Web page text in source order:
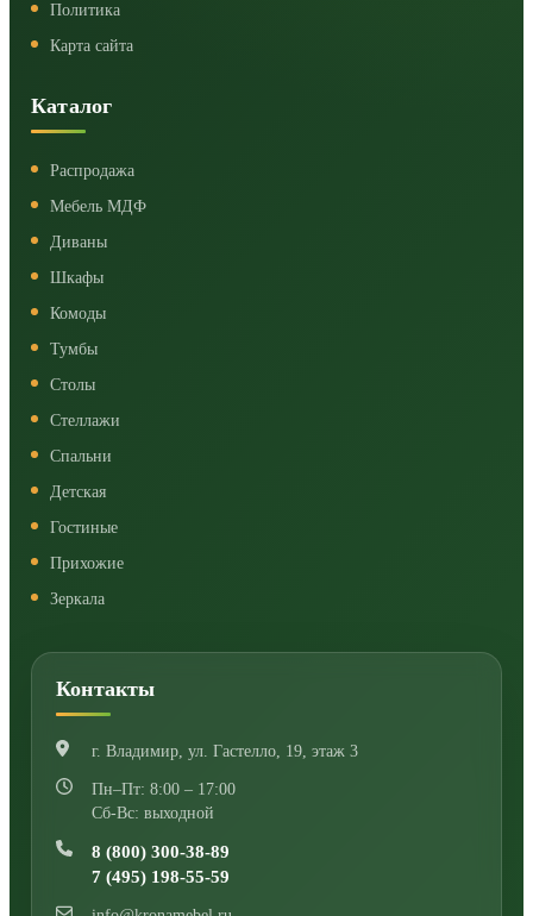
Политика
Карта сайта
Каталог
Распродажа
Мебель МДФ
Диваны
Шкафы
Комоды
Тумбы
Столы
Стеллажи
Спальни
Детская
Гостиные
Прихожие
Зеркала
Контакты
г. Владимир, ул. Гастелло, 19, этаж 3
Пн–Пт: 8:00 – 17:00
Сб-Вс: выходной
8 (800) 300-38-89
7 (495) 198-55-59